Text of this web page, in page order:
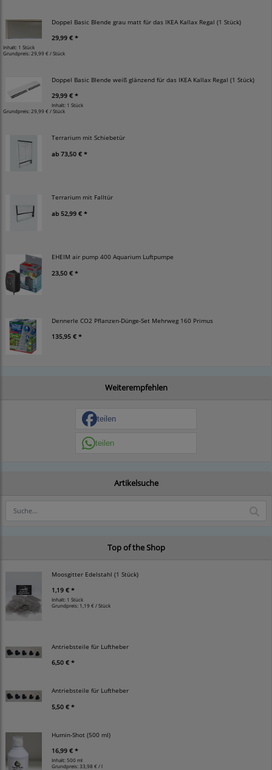
Doppel Basic Blende grau matt für das IKEA Kallax Regal (1 Stück)
29,99 € *
Inhalt: 1 Stück
Grundpreis: 29,99 € / Stück
Doppel Basic Blende weiß glänzend für das IKEA Kallax Regal (1 Stück)
29,99 € *
Inhalt: 1 Stück
Grundpreis:29,99 € / Stück
Terrarium mit Schiebetür
ab 73,50 € *
Terrarium mit Falltür
ab 52,99 € *
EHEIM air pump 400 Aquarium Luftpumpe
23,50 € *
Dennerle CO2 Pflanzen-Dünge-Set Mehrweg 160 Primus
135,95 € *
Weiterempfehlen
teilen
teilen
Artikelsuche
Top of the Shop
Moosgitter Edelstahl (1 Stück)
1,19 € *
Inhalt: 1 Stück
Grundpreis: 1,19 € / Stück
Antriebsteile für Luftheber
6,50 € *
Antriebsteile für Luftheber
5,50 € *
Humin-Shot (500 ml)
16,99 € *
Inhalt: 500 ml
Grundpreis:33,98 € / l